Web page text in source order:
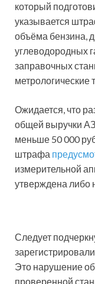
который
указывается
объёма бензина,
углеводородных
заправочных
метрологические
Ожидается, что
общей выручки
меньше 50 000
штрафа
измерительной
утверждена либо
Следует
Это нарушение
проверенной